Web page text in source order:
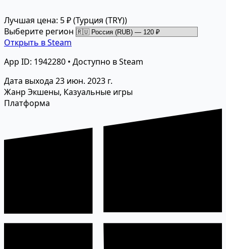
Лучшая цена: 5 ₽(Турция (TRY))
Выберите регион
Открыть в Steam
App ID: 1942280 • Доступно в Steam
Дата выхода 23 июн. 2023 г.
Жанр Экшены, Казуальные игры
Платформа